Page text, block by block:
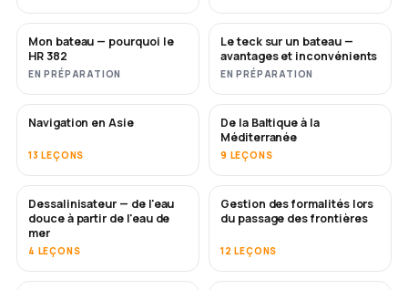
BIENTÔT
Mon bateau — pourquoi le
HR 382
EN PRÉPARATION
BIENTÔT
Le teck sur un bateau —
avantages et inconvénients
EN PRÉPARATION
BIENTÔT
Navigation en Asie
13 LEÇONS
BIENTÔT
De la Baltique à la
Méditerranée
9 LEÇONS
BIENTÔT
Dessalinisateur — de l'eau
douce à partir de l'eau de
mer
4 LEÇONS
Gestion des formalités lors
du passage des frontières
12 LEÇONS